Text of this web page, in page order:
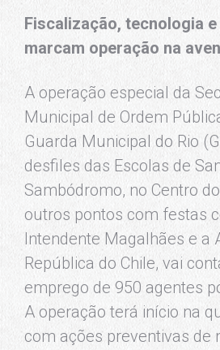
Fiscalização, tecnologia
marcam operação na
A operação especial da
Municipal de Ordem
Guarda Municipal do Rio
desfiles das Escolas de
Sambódromo, no Centro
outros pontos com festas
Intendente Magalhães e a
República do Chile, vai
emprego de 950 agentes
A operação terá início na
com ações preventivas de